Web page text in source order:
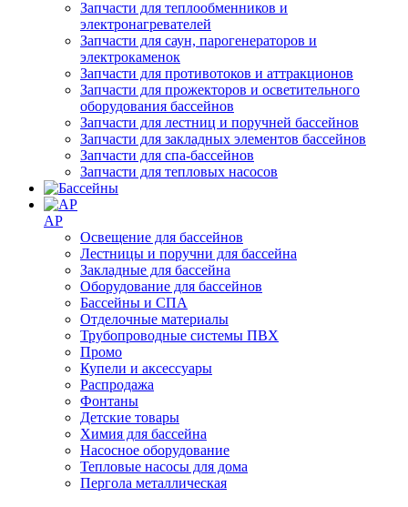
Запчасти для теплообменников и
электронагревателей
Запчасти для саун, парогенераторов и
электрокаменок
Запчасти для противотоков и аттракционов
Запчасти для прожекторов и осветительного
оборудования бассейнов
Запчасти для лестниц и поручней бассейнов
Запчасти для закладных элементов бассейнов
Запчасти для спа-бассейнов
Запчасти для тепловых насосов
AP
Освещение для бассейнов
Лестницы и поручни для бассейна
Закладные для бассейна
Оборудование для бассейнов
Бассейны и СПА
Отделочные материалы
Трубопроводные системы ПВХ
Промо
Купели и аксессуары
Распродажа
Фонтаны
Детские товары
Химия для бассейна
Насосное оборудование
Тепловые насосы для дома
Пергола металлическая